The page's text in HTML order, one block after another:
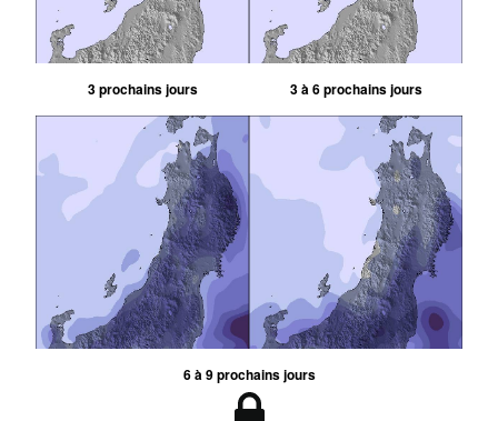
3 prochains jours 3 à 6 prochains jours
6 à 9 prochains jours